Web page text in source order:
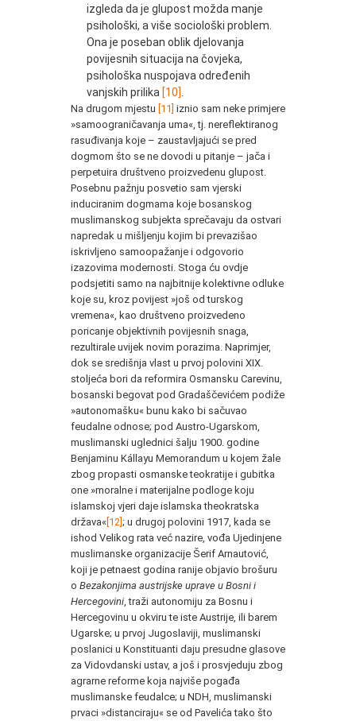
izgleda da je glupost možda manje
psihološki, a više sociološki problem.
Ona je poseban oblik djelovanja
povijesnih situacija na čovjeka,
psihološka nuspojava određenih
vanjskih prilika [10]
Na drugom mjestu [11] iznio sam neke primjere
»samoograničavanja uma«, tj. nereflektiranog
rasuđivanja koje – zaustavljajući se pred
dogmom što se ne dovodi u pitanje – jača i
perpetuira društveno proizvedenu glupost.
Posebnu pažnju posvetio sam vjerski
induciranim dogmama koje bosanskog
muslimanskog subjekta sprečavaju da ostvari
napredak u mišljenju kojim bi prevazišao
iskrivljeno samoopažanje i odgovorio
izazovima modernosti. Stoga ću ovdje
podsjetiti samo na najbitnije kolektivne odluke
koje su, kroz povijest »još od turskog
vremena«, kao društveno proizvedeno
poricanje objektivnih povijesnih snaga,
rezultirale uvijek novim porazima. Naprimjer,
dok se središnja vlast u prvoj polovini XIX.
stoljeća bori da reformira Osmansku Carevinu,
bosanski begovat pod Gradaščevićem podiže
»autonomašku« bunu kako bi sačuvao
feudalne odnose; pod Austro-Ugarskom,
muslimanski uglednici šalju 1900. godine
Benjaminu Kállayu Memorandum u kojem žale
zbog propasti osmanske teokratije i gubitka
one »moralne i materijalne podloge koju
islamskoj vjeri daje islamska theokratska
država« [12] ; u drugoj polovini 1917, kada se
ishod Velikog rata već nazire, vođa Ujedinjene
muslimanske organizacije Šerif Arnautović,
koji je petnaest godina ranije objavio brošuru
o Bezakonjima austrijske uprave u Bosni i
Hercegovini , traži autonomiju za Bosnu i
Hercegovinu u okviru te iste Austrije, ili barem
Ugarske; u prvoj Jugoslaviji, muslimanski
poslanici u Konstituanti daju presudne glasove
za Vidovdanski ustav, a još i prosvjeduju zbog
agrarne reforme koja najviše pogađa
muslimanske feudalce; u NDH, muslimanski
prvaci »distanciraju« se od Pavelića tako što